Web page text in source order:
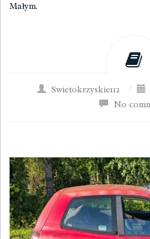
Małym.
Swietokrzyskie112 /
No